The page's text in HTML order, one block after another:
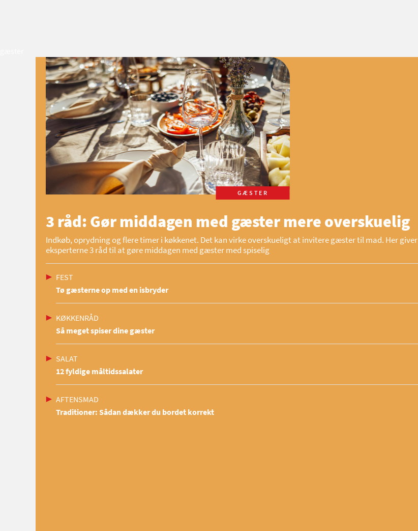
GÆSTER
3 råd: Gør middagen med gæster mere overskuelig
Indkøb, oprydning og flere timer i køkkenet. Det kan virke overskueligt at invitere gæster til mad. Her giver
eksperterne 3 råd til at gøre middagen med gæster med spiselig
FEST
Tø gæsterne op med en isbryder
KØKKENRÅD
Så meget spiser dine gæster
SALAT
12 fyldige måltidssalater
AFTENSMAD
Traditioner: Sådan dækker du bordet korrekt